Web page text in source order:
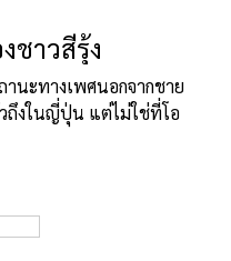
ชาวสีรุ้ง
านะทางเพศนอกจากชาย
ถึงในญี่ปุ่น แต่ไม่ใช่ที่โอ